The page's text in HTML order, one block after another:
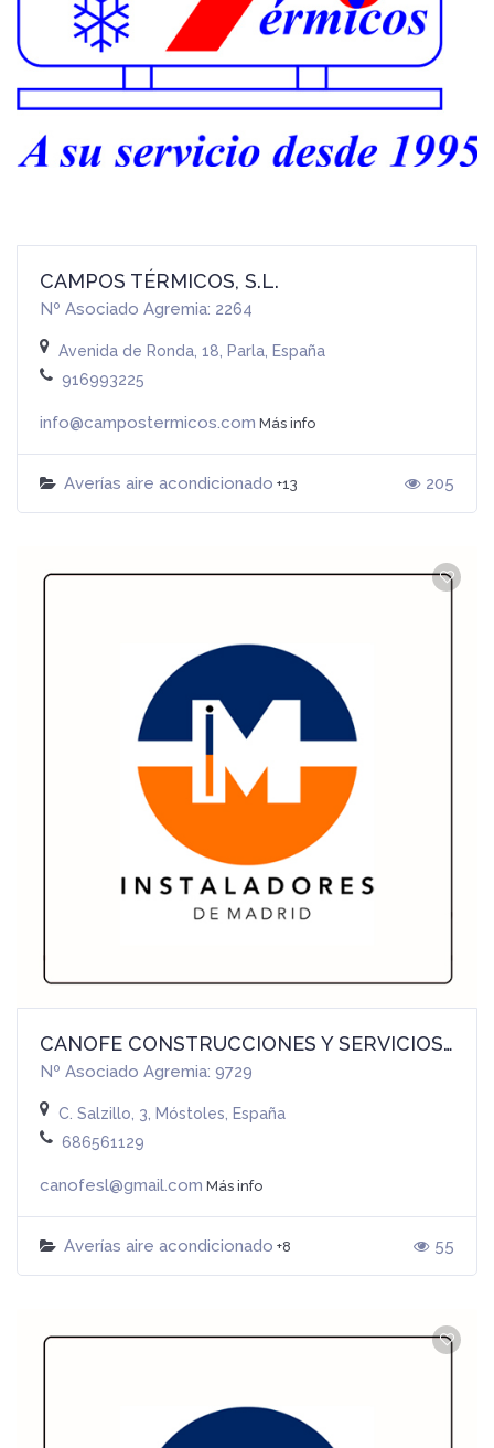
CAMPOS TÉRMICOS, S.L.
Nº Asociado Agremia: 2264
Avenida de Ronda, 18, Parla, España
916993225
info@campostermicos.com Más info
Averías aire acondicionado +13 205
CANOFE CONSTRUCCIONES Y SERVICIOS, S.L.
Nº Asociado Agremia: 9729
C. Salzillo, 3, Móstoles, España
686561129
canofesl@gmail.com Más info
Averías aire acondicionado +8 55